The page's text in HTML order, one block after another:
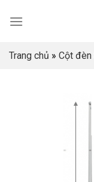
Trang chủ » Cột đèn